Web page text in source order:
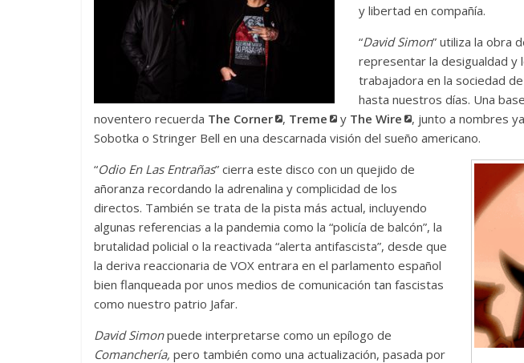
y libertad en compañía.
“David Simon” utiliza la obra
representar la desigualdad y
trabajadora en la sociedad
hasta nuestros días. Una
noventero recuerda The Corner , Treme y The Wire
, junto a nombres
Sobotka o Stringer Bell en una descarnada visión del sueño americano.
“Odio En Las Entrañas” cierra este disco con un quejido de
añoranza recordando la adrenalina y complicidad de los
directos. También se trata de la pista más actual, incluyendo
algunas referencias a la pandemia como la “policía de balcón”, la
brutalidad policial o la reactivada “alerta antifascista”, desde que
la deriva reaccionaria de VOX entrara en el parlamento español
bien flanqueada por unos medios de comunicación tan fascistas
como nuestro patrio Jafar.
David Simonpuede interpretarse como un epílogo de
Comanchería, pero también como una actualización, pasada por